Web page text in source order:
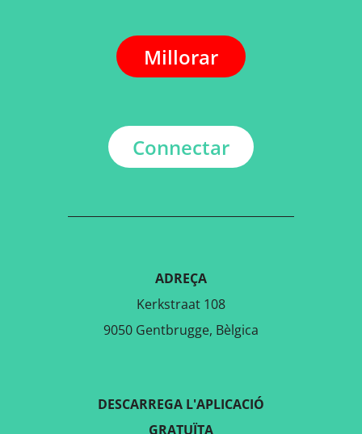
Millorar
Connectar
ADREÇA
Kerkstraat 108
9050 Gentbrugge, Bèlgica
DESCARREGA L'APLICACIÓ
GRATUÏTA